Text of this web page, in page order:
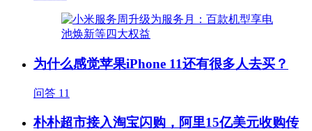
为什么感觉苹果iPhone 11还有很多人去买？
问答 11
朴朴超市接入淘宝闪购，阿里15亿美元收购传